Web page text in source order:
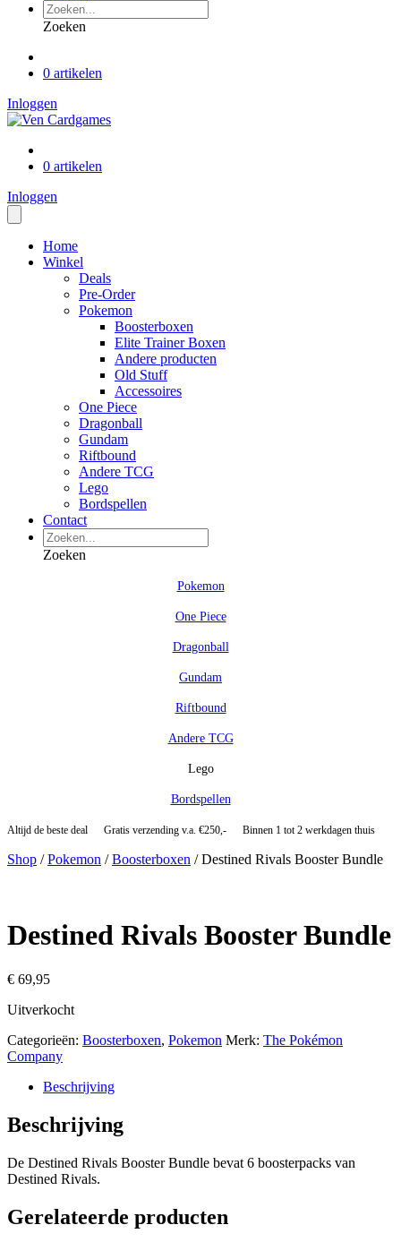
Zoeken
0 artikelen
Inloggen
0 artikelen
Inloggen
Home
Winkel
Deals
Pre-Order
Pokemon
Boosterboxen
Elite Trainer Boxen
Andere producten
Old Stuff
Accessoires
One Piece
Dragonball
Gundam
Riftbound
Andere TCG
Lego
Bordspellen
Contact
Zoeken
Pokemon
One Piece
Dragonball
Gundam
Riftbound
Andere TCG
Lego
Bordspellen
Altijd de beste deal Gratis verzending v.a. €250,- Binnen 1 tot 2 werkdagen thuis
Shop /Pokemon /Boosterboxen / Destined Rivals Booster Bundle
Destined Rivals Booster Bundle
€ 69,95
Uitverkocht
Categorieën: Boosterboxen, Pokemon Merk: The Pokémon
Company
Beschrijving
Beschrijving
De Destined Rivals Booster Bundle bevat 6 boosterpacks van
Destined Rivals.
Gerelateerde producten